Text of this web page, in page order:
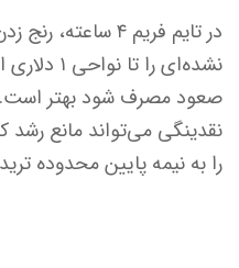
در تایم فریم ۴
نشده‌ای را
صعود مصرف شود بهتر
نقدینگی می‌تواند مانع رشد
را به نیمه پایین محدوده